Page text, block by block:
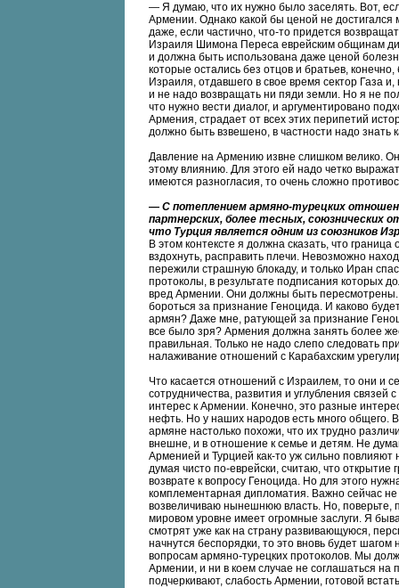
— Я думаю, что их нужно было заселять. Вот,
Армении. Однако какой бы ценой не достигался
даже, если частично, что-то придется
Израиля Шимона Переса еврейским общинам
и должна быть использована даже ценой
которые остались без отцов и братьев,
Израиля, отдавшего в свое время сектор Газа
и не надо возвращать ни пяди земли. Но я не
что нужно вести диалог, и аргументировано
Армения, страдает от всех этих перипетий
должно быть взвешено, в частности надо знать
Давление на Армению извне слишком велико.
этому влиянию. Для этого ей надо четко
имеются разногласия, то очень сложно
— С потеплением армяно-турецких
партнерских, более тесных, союзнических
что Турция является одним из союзников
В этом контексте я должна сказать, что
вздохнуть, расправить плечи. Невозможно
пережили страшную блокаду, и только Иран
протоколы, в результате подписания которых
вред Армении. Они должны быть
бороться за признание Геноцида. И каково
армян? Даже мне, ратующей за признание
все было зря? Армения должна занять более
правильная. Только не надо слепо следовать
налаживание отношений с Карабахским
Что касается отношений с Израилем, то они и
сотрудничества, развития и углубления
интерес к Армении. Конечно, это разные
нефть. Но у наших народов есть много общего.
армяне настолько похожи, что их трудно
внешне, и в отношение к семье и детям. Не
Арменией и Турцией как-то уж сильно
думая чисто по-еврейски, считаю, что
возврате к вопросу Геноцида. Но для этого
комплементарная дипломатия. Важно сейчас
возвеличиваю нынешнюю власть. Но,
мировом уровне имеет огромные заслуги. Я
смотрят уже как на страну развивающуюся,
начнутся беспорядки, то это вновь будет
вопросам армяно-турецких протоколов. Мы
Армении, и ни в коем случае не соглашаться на
подчеркивают, слабость Армении, готовой